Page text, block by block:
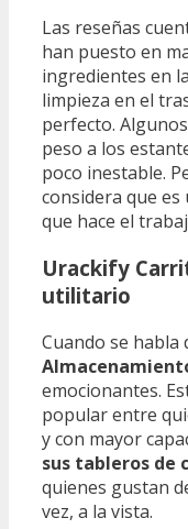
Las reseñas
han puesto en
ingredientes en
limpieza en el
perfecto.
peso a los
poco inestable.
considera que es
que hace el
Urackify
utilitario
Cuando se habla
emocionantes.
popular entre
y con mayor
sus tableros de
quienes gustan
vez, a la vista.